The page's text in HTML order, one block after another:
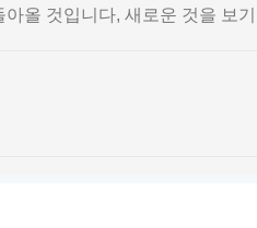
올 것입니다, 새로운 것을 보